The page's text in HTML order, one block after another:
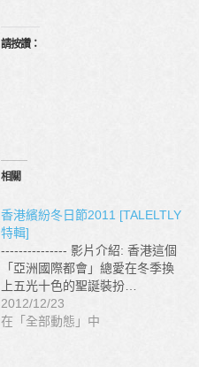
請按讚：
相關
香港繽紛冬日節2011 [TALELTLY
特輯]
--------------- 影片介紹: 香港這個
「亞洲國際都會」總愛在冬季換
上五光十色的聖誕裝扮…
2012/12/23
在「全部動態」中